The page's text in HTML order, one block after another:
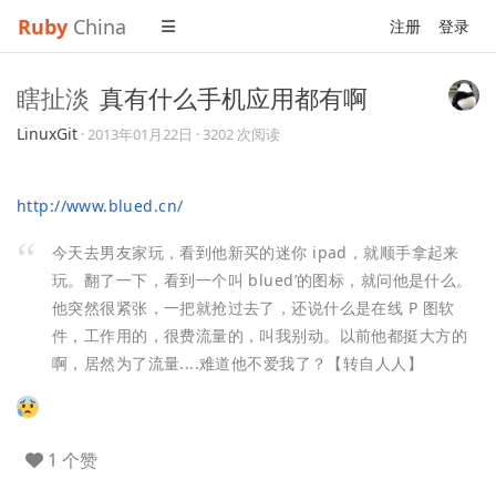
Ruby China 注册 登录
瞎扯淡 真有什么手机应用都有啊
LinuxGit ·2013年01月22日 · 3202 次阅读
http://www.blued.cn/
今天去男友家玩，看到他新买的迷你 ipad，就顺手拿起来
玩。翻了一下，看到一个叫 blued’的图标，就问他是什么。
他突然很紧张，一把就抢过去了，还说什么是在线 P 图软
件，工作用的，很费流量的，叫我别动。以前他都挺大方的
啊，居然为了流量....难道他不爱我了？【转自人人】
1 个赞